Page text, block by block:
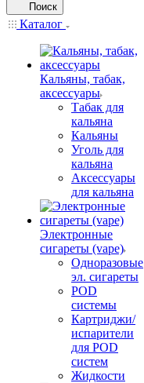
Поиск
Каталог
Кальяны, табак,
аксессуары
Табак для
кальяна
Кальяны
Уголь для
кальяна
Аксессуары
для кальяна
Электронные
сигареты (vape)
Одноразовые
эл. сигареты
POD
системы
Картриджи/
испарители
для POD
систем
Жидкости